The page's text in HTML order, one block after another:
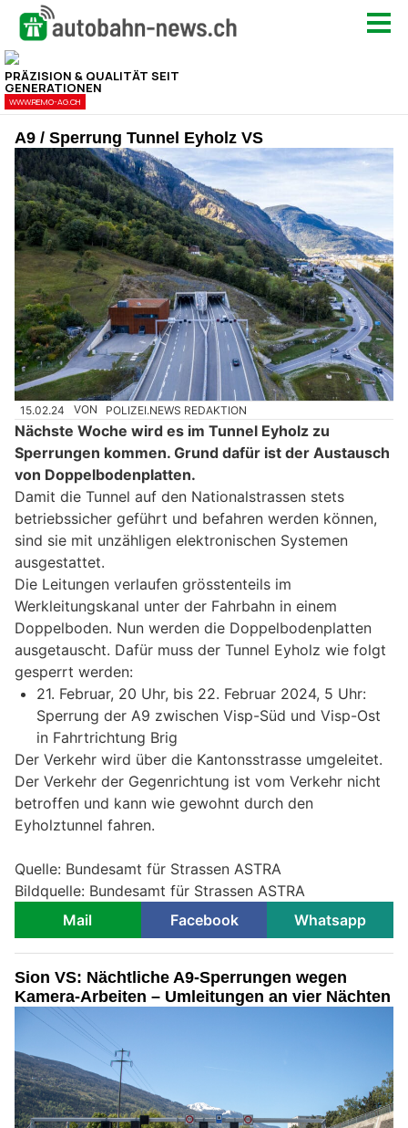
A9 / Sperrung Tunnel Eyholz VS
15.02.24 VON POLIZEI.NEWS REDAKTION
Nächste Woche wird es im Tunnel Eyholz zu
Sperrungen kommen. Grund dafür ist der Austausch
von Doppelbodenplatten.
Damit die Tunnel auf den Nationalstrassen stets
betriebssicher geführt und befahren werden können,
sind sie mit unzähligen elektronischen Systemen
ausgestattet.
Die Leitungen verlaufen grösstenteils im
Werkleitungskanal unter der Fahrbahn in einem
Doppelboden. Nun werden die Doppelbodenplatten
ausgetauscht. Dafür muss der Tunnel Eyholz wie folgt
gesperrt werden:
21. Februar, 20 Uhr, bis 22. Februar 2024, 5 Uhr:
Sperrung der A9 zwischen Visp-Süd und Visp-Ost
in Fahrtrichtung Brig
Der Verkehr wird über die Kantonsstrasse umgeleitet.
Der Verkehr der Gegenrichtung ist vom Verkehr nicht
betroffen und kann wie gewohnt durch den
Eyholztunnel fahren.
Quelle: Bundesamt für Strassen ASTRA
Bildquelle: Bundesamt für Strassen ASTRA
Mail
Facebook Whatsapp
Sion VS: Nächtliche A9-Sperrungen wegen
Kamera-Arbeiten – Umleitungen an vier Nächten